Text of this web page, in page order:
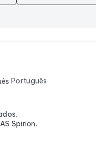
Português
Spirion.